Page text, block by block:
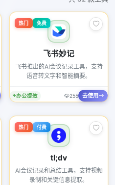
热门 免费
飞书妙记
飞书推出的AI会议记录工具，支持
语音转文字和智能摘要。
办公提效 255 去使用
热门 付费
tl;dv
AI会议记录和总结工具，支持视频
录制和关键信息提取。